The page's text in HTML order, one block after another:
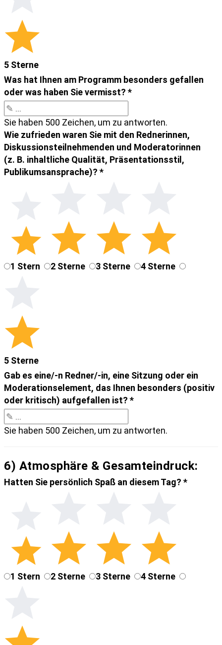
5 Sterne
Was hat Ihnen am Programm besonders gefallen
oder was haben Sie vermisst? *
Sie haben 500 Zeichen, um zu antworten.
Wie zufrieden waren Sie mit den Rednerinnen,
Diskussionsteilnehmenden und Moderatorinnen
(z. B. inhaltliche Qualität, Präsentationsstil,
Publikumsansprache)? *
1 Stern 2 Sterne 3 Sterne 4 Sterne
5 Sterne
Gab es eine/-n Redner/-in, eine Sitzung oder ein
Moderationselement, das Ihnen besonders (positiv
oder kritisch) aufgefallen ist? *
Sie haben 500 Zeichen, um zu antworten.
6) Atmosphäre & Gesamteindruck:
Hatten Sie persönlich Spaß an diesem Tag? *
1 Stern 2 Sterne 3 Sterne 4 Sterne